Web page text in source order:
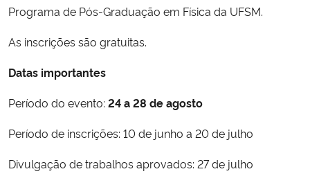
Ministério do Turismo
Ministério do Desenvolvimento Regional
Secretaria-Geral
Programa de Pós-Graduação em Física da UFSM.
As inscrições são gratuitas.
Datas importantes
Período do evento: 24 a 28 de agosto
Período de inscrições: 10 de junho a 20 de julho
Divulgação de trabalhos aprovados: 27 de julho